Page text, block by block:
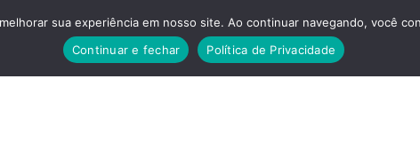
sua experiência em nosso site. Ao continuar navegando, você
Continuar e fechar
Política de Privacidade